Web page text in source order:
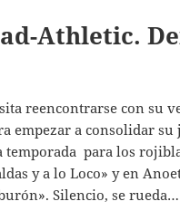
Athletic.
reencontrarse con su
empezar a consolidar su
temporada para los
y a lo Loco» y en
Silencio, se rueda…